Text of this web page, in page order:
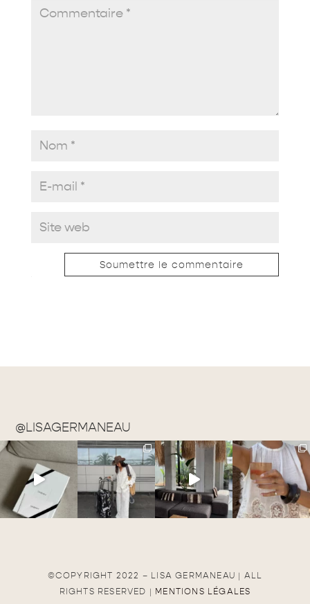
Soumettre le commentaire
@LISAGERMANEAU
©COPYRIGHT 2022 – LISA GERMANEAU | ALL
RIGHTS RESERVED | MENTIONS LÉGALES